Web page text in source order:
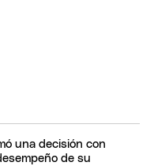
una decisión con
de su